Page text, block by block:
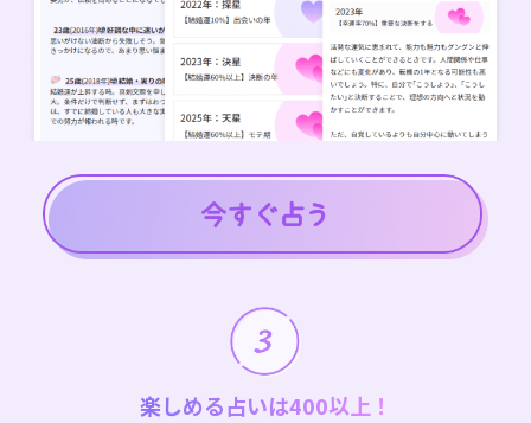
楽しめる占いは400以上！